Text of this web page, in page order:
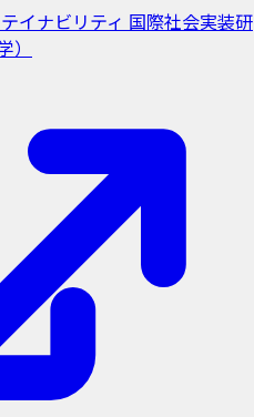
イナビリティ 国際社会実装研